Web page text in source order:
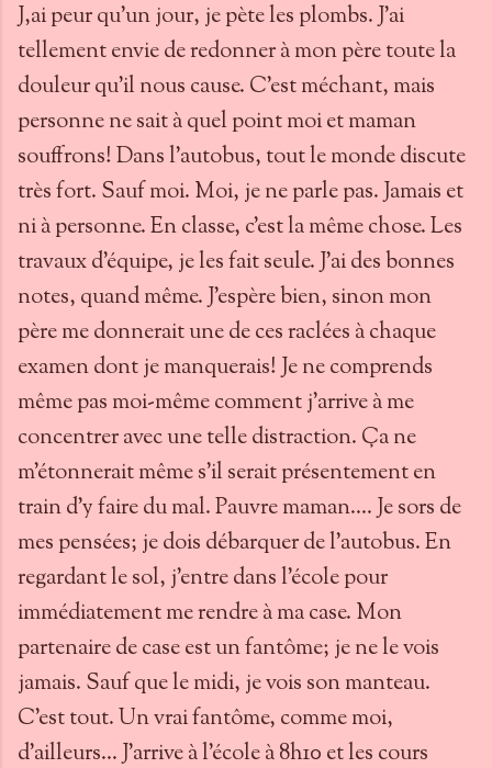
J,ai peur qu'un jour, je pète les plombs. J'ai
tellement envie de redonner à mon père toute la
douleur qu'il nous cause. C'est méchant, mais
personne ne sait à quel point moi et maman
souffrons! Dans l'autobus, tout le monde discute
très fort. Sauf moi. Moi, je ne parle pas. Jamais et
ni à personne. En classe, c'est la même chose. Les
travaux d'équipe, je les fait seule. J'ai des bonnes
notes, quand même. J'espère bien, sinon mon
père me donnerait une de ces raclées à chaque
examen dont je manquerais! Je ne comprends
même pas moi-même comment j'arrive à me
concentrer avec une telle distraction. Ça ne
m'étonnerait même s'il serait présentement en
train d'y faire du mal. Pauvre maman.... Je sors de
mes pensées; je dois débarquer de l'autobus. En
regardant le sol, j'entre dans l'école pour
immédiatement me rendre à ma case. Mon
partenaire de case est un fantôme; je ne le vois
jamais. Sauf que le midi, je vois son manteau.
C'est tout. Un vrai fantôme, comme moi,
d'ailleurs... J'arrive à l'école à 8h10 et les cours